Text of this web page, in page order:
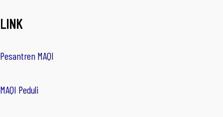
LINK
Pesantren MAQI
MAQI Peduli